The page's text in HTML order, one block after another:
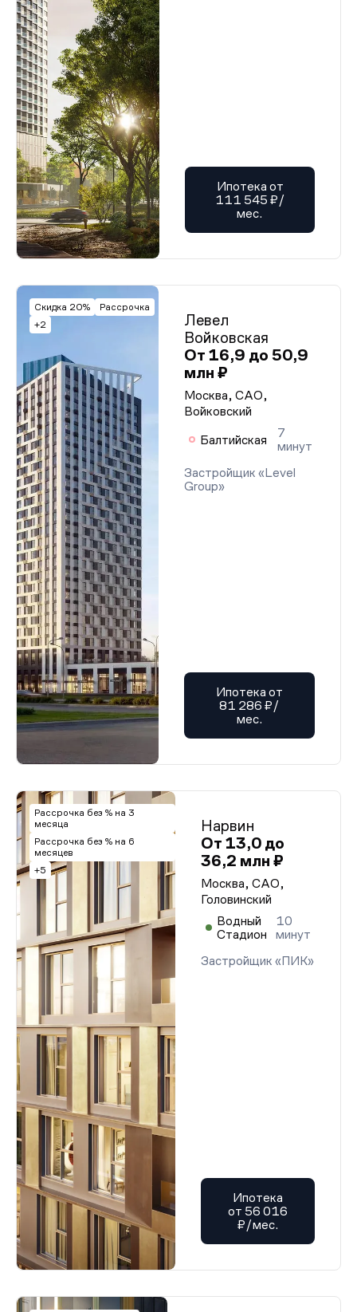
Ипотека от
111 545 ₽/
мес.
Скидка 20%
Рассрочка
+2
Левел
Войковская
От 16,9 до 50,9
млн ₽
Москва, САО,
Войковский
Балтийская
7
минут
Застройщик «Level
Group»
Ипотека от
81 286 ₽/
мес.
Рассрочка без % на 3
месяца
Рассрочка без % на 6
месяцев
+5
Нарвин
От 13,0 до
36,2 млн ₽
Москва, САО,
Головинский
Водный
Стадион
10
минут
Застройщик «ПИК»
Ипотека
от 56 016
₽/мес.